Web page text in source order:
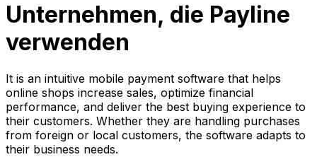
Unternehmen, die Payline
verwenden
It is an intuitive mobile payment software that helps
online shops increase sales, optimize financial
performance, and deliver the best buying experience to
their customers. Whether they are handling purchases
from foreign or local customers, the software adapts to
their business needs.